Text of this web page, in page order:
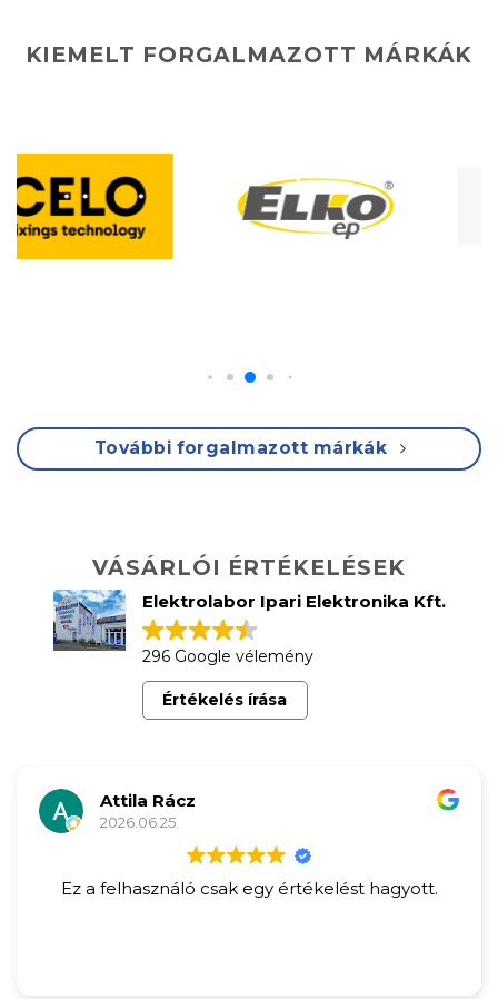
KIEMELT FORGALMAZOTT MÁRKÁK
További forgalmazott márkák
VÁSÁRLÓI ÉRTÉKELÉSEK
Elektrolabor Ipari Elektronika Kft.
296 Google vélemény
Értékelés írása
Attila Rácz
2026.06.25.
Ez a felhasználó csak egy értékelést hagyott.